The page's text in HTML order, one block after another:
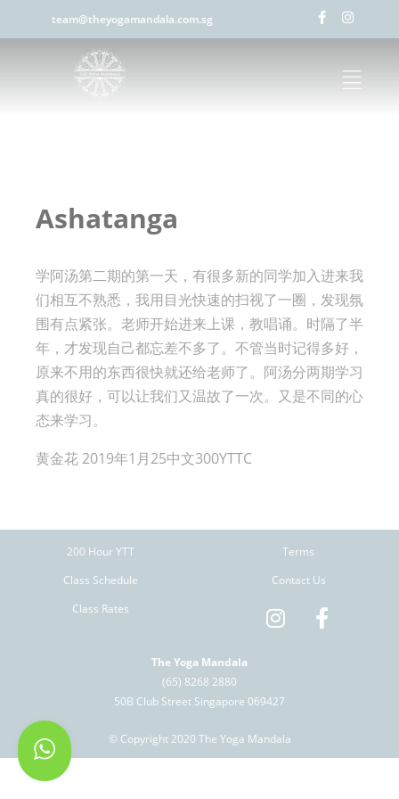
team@theyogamandala.com.sg
Ashatanga
学阿汤第二期的第一天，有很多新的同学加入进来我
们相互不熟悉，我用目光快速的扫视了一圈，发现氛
围有点紧张。老师开始进来上课，教唱诵。时隔了半
年，才发现自己都忘差不多了。不管当时记得多好，
原来不用的东西很快就还给老师了。阿汤分两期学习
真的很好，可以让我们又温故了一次。又是不同的心
态来学习。
黄金花 2019年1月25中文300YTTC
200 Hour YTT
Class Schedule
Class Rates
Terms
Contact Us
The Yoga Mandala
(65) 8268 2880
50B Club Street Singapore 069427
© Copyright 2020 The Yoga Mandala